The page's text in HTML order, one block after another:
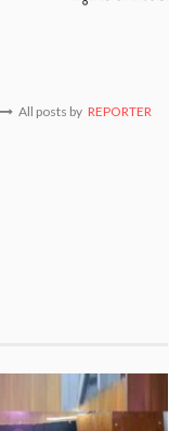
All posts by REPORTER